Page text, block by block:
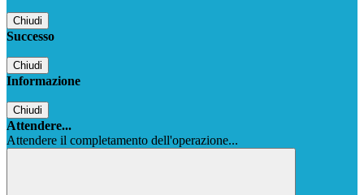
Chiudi
Successo
Chiudi
Informazione
Chiudi
Attendere...
Attendere il completamento dell'operazione...